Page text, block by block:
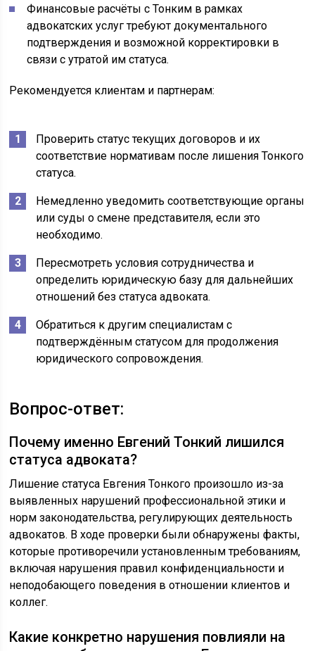
Финансовые расчёты с Тонким в рамках
адвокатских услуг требуют документального
подтверждения и возможной корректировки в
связи с утратой им статуса.
Рекомендуется клиентам и партнерам:
Проверить статус текущих договоров и их
соответствие нормативам после лишения Тонкого
статуса.
Немедленно уведомить соответствующие органы
или суды о смене представителя, если это
необходимо.
Пересмотреть условия сотрудничества и
определить юридическую базу для дальнейших
отношений без статуса адвоката.
Обратиться к другим специалистам с
подтверждённым статусом для продолжения
юридического сопровождения.
Вопрос-ответ:
Почему именно Евгений Тонкий лишился
статуса адвоката?
Лишение статуса Евгения Тонкого произошло из-за
выявленных нарушений профессиональной этики и
норм законодательства, регулирующих деятельность
адвокатов. В ходе проверки были обнаружены факты,
которые противоречили установленным требованиям,
включая нарушения правил конфиденциальности и
неподобающего поведения в отношении клиентов и
коллег.
Какие конкретно нарушения повлияли на